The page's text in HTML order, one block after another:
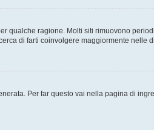
qualche ragione. Molti siti rimuovono
di farti coinvolgere maggiormente nelle
Per far questo vai nella pagina di